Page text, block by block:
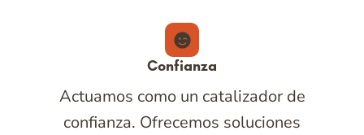
Confianza
Actuamos como un catalizador de
confianza. Ofrecemos soluciones